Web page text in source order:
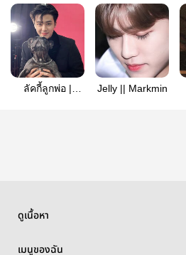
ลัคกี้ลูกพ่อ |
Jelly || Markmin
ดูเนื้อหา
เมนูของฉัน